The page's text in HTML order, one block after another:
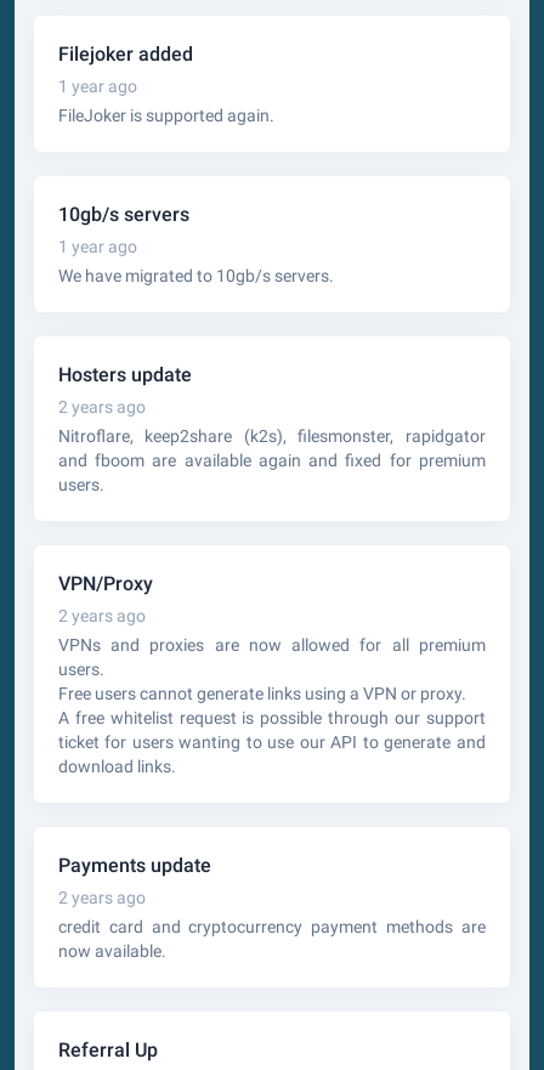
Filejoker added
1 year ago
FileJoker is supported again.
10gb/s servers
1 year ago
We have migrated to 10gb/s servers.
Hosters update
2 years ago
Nitroflare, keep2share (k2s), filesmonster, rapidgator
and fboom are available again and fixed for premium
users.
VPN/Proxy
2 years ago
VPNs and proxies are now allowed for all premium
users.
Free users cannot generate links using a VPN or proxy.
A free whitelist request is possible through our support
ticket for users wanting to use our API to generate and
download links.
Payments update
2 years ago
credit card and cryptocurrency payment methods are
now available.
Referral Up